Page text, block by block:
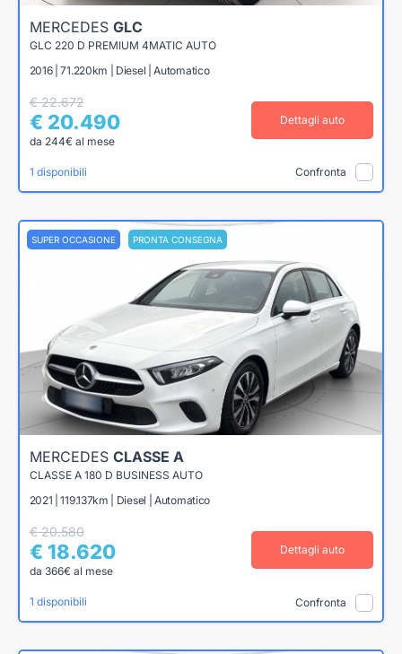
MERCEDES GLC
GLC 220 D PREMIUM 4MATIC AUTO
2016 | 71.220km | Diesel | Automatico
€ 22.672
€ 20.490
da 244€ al mese
Dettagli auto
1 disponibili Confronta
SUPER OCCASIONE PRONTA CONSEGNA
MERCEDES CLASSE A
CLASSE A 180 D BUSINESS AUTO
2021 | 119.137km | Diesel | Automatico
€ 20.580
€ 18.620
da 366€ al mese
Dettagli auto
1 disponibili Confronta